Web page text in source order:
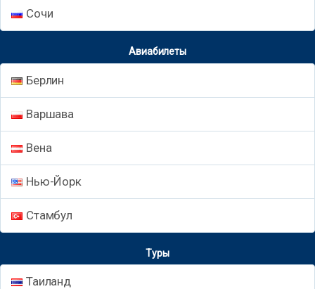
Сочи
Авиабилеты
Берлин
Варшава
Вена
Нью-Йорк
Стамбул
Туры
Таиланд